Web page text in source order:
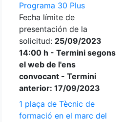
Programa 30 Plus
Fecha límite de
presentación de la
solicitud: 25/09/2023
14:00 h - Termini segons
el web de l'ens
convocant - Termini
anterior: 17/09/2023
1 plaça de Tècnic de
formació en el marc del